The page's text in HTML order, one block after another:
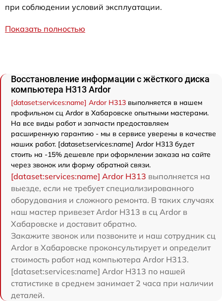
при соблюдении условий эксплуатации.
Показать полностью
Восстановление информации с жёсткого диска
компьютера H313 Ardor
[dataset:services:name] Ardor H313 выполняется в нашем
профильном сц Ardor в Хабаровске опытными мастерами.
На все виды работ и запчасти предоставляем
расширенную гарантию - мы в сервисе уверены в качестве
наших работ. [dataset:services:name] Ardor H313 будет
стоить на -15% дешевле при оформлении заказа на сайте
через звонок или форму обратной связи.
[dataset:services:name] Ardor H313 выполняется на
выезде, если не требует специализированного
оборудования и сложного ремонта. В таких случаях
наш мастер привезет Ardor H313 в сц Ardor в
Хабаровске и доставит обратно.
Закажите звонок или позвоните и наш сотрудник сц
Ardor в Хабаровске проконсультирует и определит
стоимость работ над компьютера Ardor H313.
[dataset:services:name] Ardor H313 по нашей
статистике в среднем занимает 2 часа при наличии
деталей.